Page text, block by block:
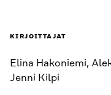
KIRJOITTAJAT
Elina Hakoniemi,
Jenni Kilpi